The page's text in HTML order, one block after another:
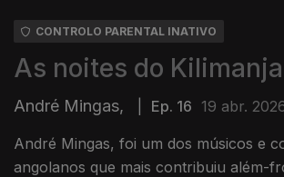
CONTROLO PARENTAL INATIVO
As noites do
André Mingas, Ep. 16 19 abr.
André Mingas, foi um dos músicos e
angolanos que mais contribuiu além-